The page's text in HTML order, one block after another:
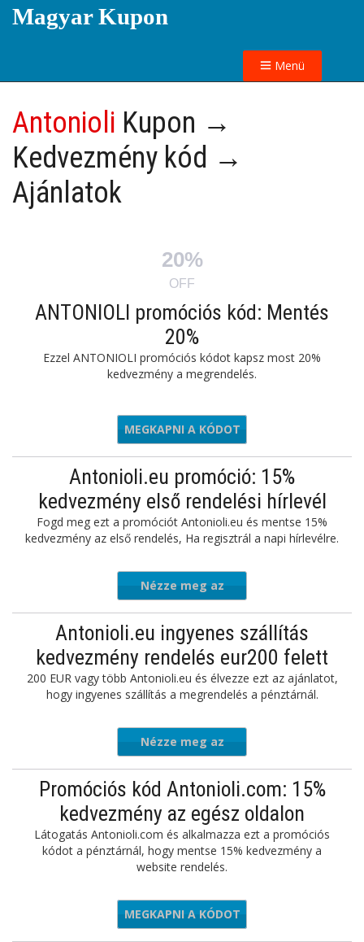
Magyar Kupon
Menü
Antonioli Kupon →
Kedvezmény kód →
Ajánlatok
20%
OFF
ANTONIOLI promóciós kód: Mentés
20%
Ezzel ANTONIOLI promóciós kódot kapsz most 20%
kedvezmény a megrendelés.
MSTR-20
MEGKAPNI A KÓDOT
Antonioli.eu promóció: 15%
kedvezmény első rendelési hírlevél
Fogd meg ezt a promóciót Antonioli.eu és mentse 15%
kedvezmény az első rendelés, Ha regisztrál a napi hírlevélre.
Nézze meg az
ajánlatot
Antonioli.eu ingyenes szállítás
kedvezmény rendelés eur200 felett
200 EUR vagy több Antonioli.eu és élvezze ezt az ajánlatot,
hogy ingyenes szállítás a megrendelés a pénztárnál.
Nézze meg az
ajánlatot
Promóciós kód Antonioli.com: 15%
kedvezmény az egész oldalon
Látogatás Antonioli.com és alkalmazza ezt a promóciós
kódot a pénztárnál, hogy mentse 15% kedvezmény a
website rendelés.
WLCM-15
MEGKAPNI A KÓDOT